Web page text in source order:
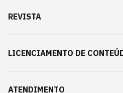
REVISTA
LICENCIAMENTO DE
ATENDIMENTO